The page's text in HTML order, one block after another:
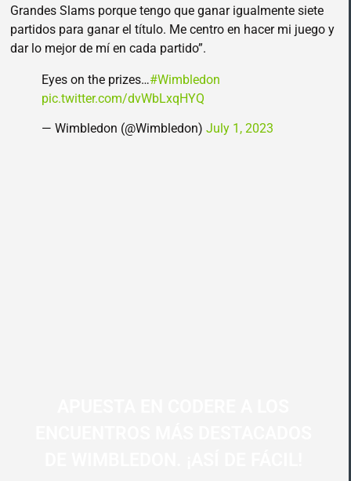
Grandes Slams porque tengo que ganar igualmente siete
partidos para ganar el título. Me centro en hacer mi juego y
dar lo mejor de mí en cada partido”.
Eyes on the prizes…#Wimbledon
pic.twitter.com/dvWbLxqHYQ
— Wimbledon (@Wimbledon) July 1, 2023